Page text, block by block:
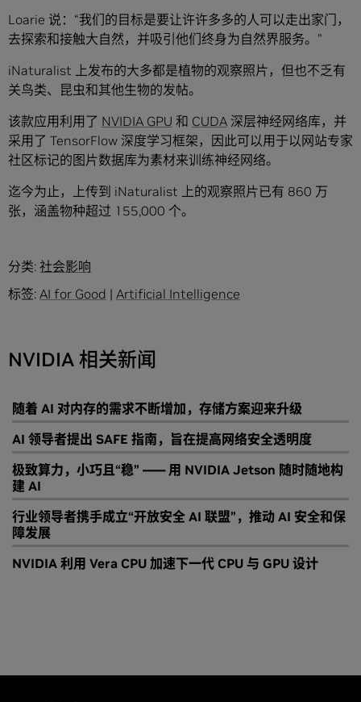
Loarie 说：“我们的目标是要让许许多多的人可以走出家门，
去探索和接触大自然，并吸引他们终身为自然界服务。”
iNaturalist 上发布的大多都是植物的观察照片，但也不乏有
关鸟类、昆虫和其他生物的发帖。
该款应用利用了 NVIDIA GPU 和 CUDA 深层神经网络库，并
采用了 TensorFlow 深度学习框架，因此可以用于以网站专家
社区标记的图片数据库为素材来训练神经网络。
迄今为止，上传到 iNaturalist 上的观察照片已有 860 万
张，涵盖物种超过 155,000 个。
分类: 社会影响
标签: AI for Good | Artificial Intelligence
NVIDIA 相关新闻
随着 AI 对内存的需求不断增加，存储方案迎来升级
AI 领导者提出 SAFE 指南，旨在提高网络安全透明度
极致算力，小巧且“稳” —— 用 NVIDIA Jetson 随时随地构
建 AI
行业领导者携手成立“开放安全 AI 联盟”，推动 AI 安全和保
障发展
NVIDIA 利用 Vera CPU 加速下一代 CPU 与 GPU 设计